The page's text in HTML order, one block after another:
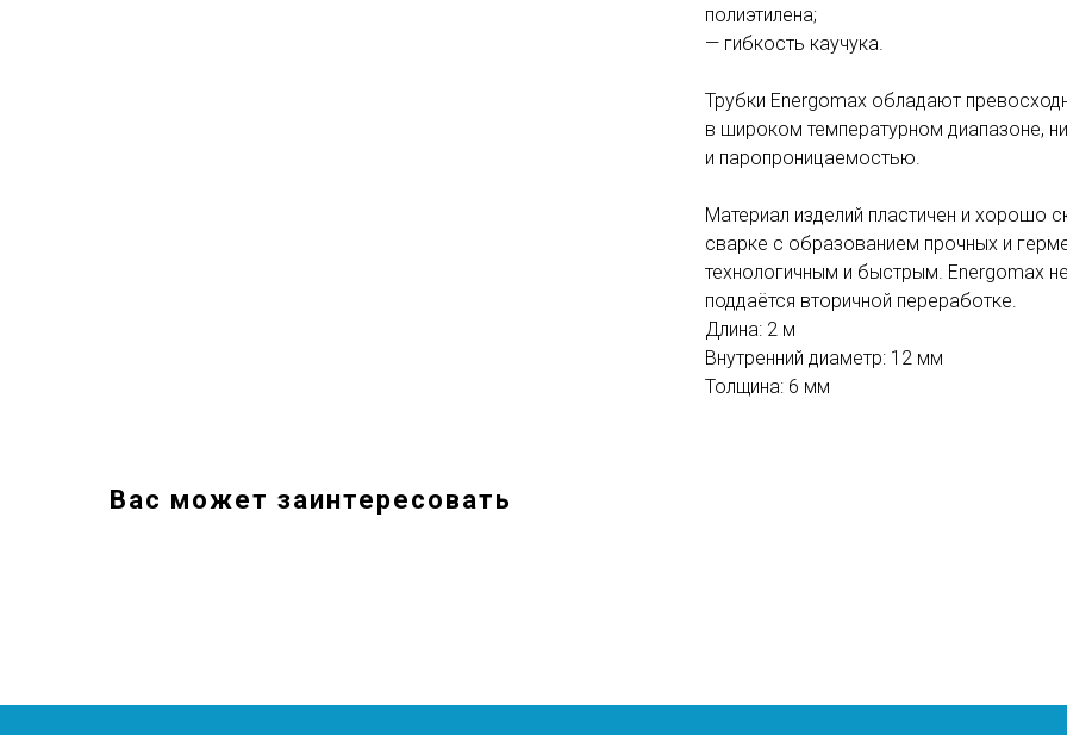
полиэтилена;
— гибкость каучука.
Трубки Energomax обладают
в широком температурном диапазоне,
и паропроницаемостью.
Материал изделий пластичен и хорошо
сварке с образованием прочных и
технологичным и быстрым. Energomax
поддаётся вторичной переработке.
Длина: 2 м
Внутренний диаметр: 12 мм
Толщина: 6 мм
Вас может заинтересовать